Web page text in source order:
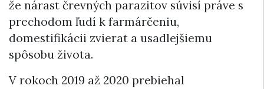
že nárast črevných parazitov súvisí práve s
prechodom ľudí k farmárčeniu,
domestifikácii zvierat a usadlejšiemu
spôsobu života.
V rokoch 2019 až 2020 prebiehal